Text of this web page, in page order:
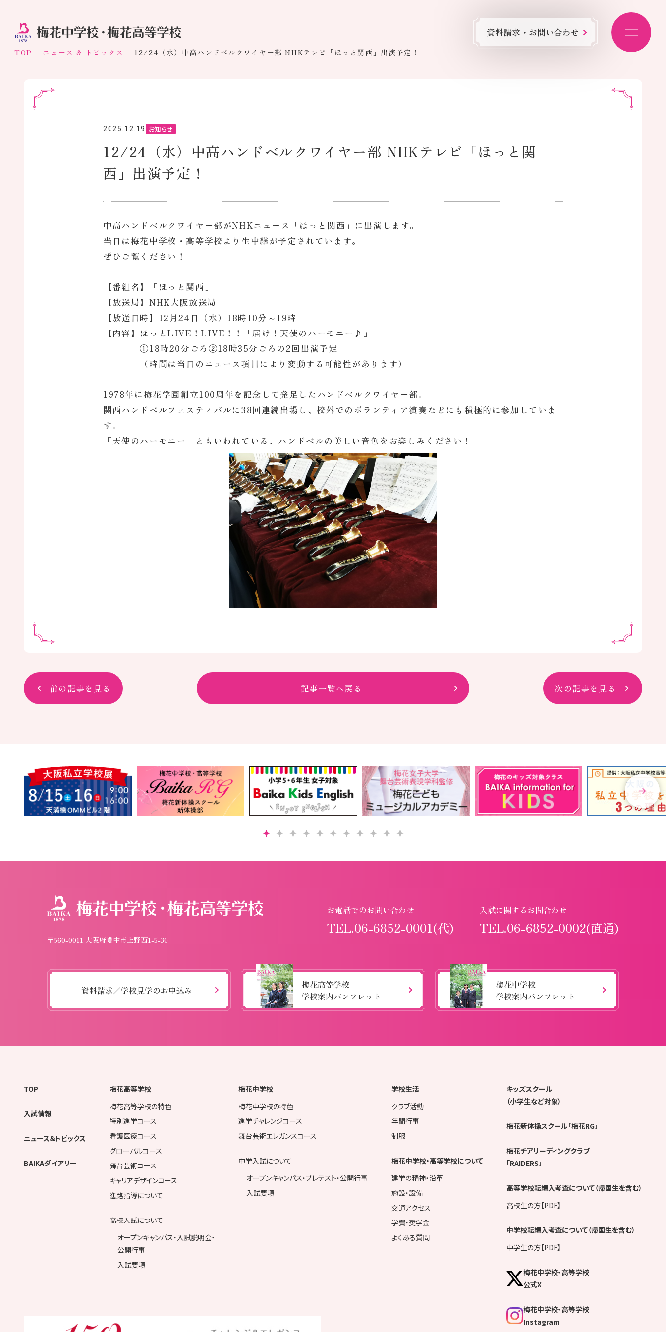
資料請求・お問い合わせ
TOP ニュース & トピックス 12/24（水）中高ハンドベルクワイヤー部 NHKテレビ「ほっと関西」出演予定！
2025.12.19 お知らせ
12/24（水）中高ハンドベルクワイヤー部 NHKテレビ「ほっと関
西」出演予定！
中高ハンドベルクワイヤー部がNHKニュース「ほっと関西」に出演します。
当日は梅花中学校・高等学校より生中継が予定されています。
ぜひご覧ください！
【番組名】「ほっと関西」
【放送局】NHK大阪放送局
【放送日時】12月24日（水）18時10分～19時
【内容】ほっとLIVE！LIVE！！「届け！天使のハーモニー♪」
①18時20分ごろ②18時35分ごろの2回出演予定
（時間は当日のニュース項目により変動する可能性があります）
1978年に梅花学園創立100周年を記念して発足したハンドベルクワイヤー部。
関西ハンドベルフェスティバルに38回連続出場し、校外でのボランティア演奏などにも積極的に参加していま
す。
「天使のハーモニー」ともいわれている、ハンドベルの美しい音色をお楽しみください！
前の記事を見る 次の記事を見る
記事一覧へ戻る
〒560-0011 大阪府豊中市上野西1-5-30
お電話でのお問い合わせ
TEL.06-6852-0001(代)
入試に関するお問合わせ
TEL.06-6852-0002(直通)
資料請求／学校見学のお申込み
梅花高等学校
学校案内パンフレット
梅花中学校
学校案内パンフレット
TOP
入試情報
ニュース＆トピックス
BAIKAダイアリー
梅花高等学校
梅花高等学校の特色
特別進学コース
看護医療コース
グローバルコース
舞台芸術コース
キャリアデザインコース
進路指導について
高校入試について
オープンキャンパス・入試説明会・
公開行事
入試要項
梅花中学校
梅花中学校の特色
進学チャレンジコース
舞台芸術エレガンスコース
中学入試について
オープンキャンパス・プレテスト・公開行事
入試要項
学校生活
クラブ活動
年間行事
制服
梅花中学校・高等学校について
建学の精神・沿革
施設・設備
交通アクセス
学費・奨学金
よくある質問
キッズスクール
（小学生など対象）
梅花新体操スクール「梅花RG」
梅花チアリーディングクラブ
「RAIDERS」
高等学校転編入考査について（帰国生を含む）
高校生の方【PDF】
中学校転編入考査について（帰国生を含む）
中学生の方【PDF】
梅花中学校・高等学校
公式X
梅花中学校・高等学校
Instagram